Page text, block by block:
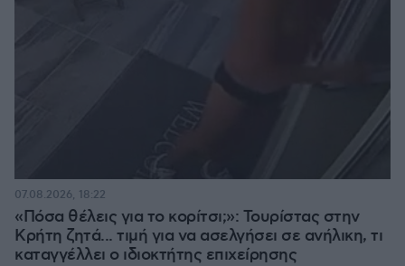
«Πόσα θέλεις για το κορίτσι;»: Τουρίστας στην
Κρήτη ζητά... τιμή για να ασελγήσει σε ανήλικη, τι
καταγγέλλει ο ιδιοκτήτης επιχείρησης
07.08.2026, 18:22